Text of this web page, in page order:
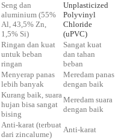
Seng dan
aluminium (55%
Al, 43,5% Zn,
1,5% Si)
Unplasticized
Polyvinyl
Chloride
(uPVC)
Ringan dan kuat
untuk beban
ringan
Sangat kuat
dan tahan
beban
Menyerap panas
lebih banyak
Meredam panas
dengan baik
Kurang baik, suara
hujan bisa sangat
bising
Meredam suara
dengan baik
Anti-karat (terbuat
dari zincalume)
Anti-karat